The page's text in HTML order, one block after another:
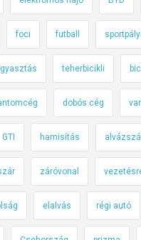
foci futball
teherbicikli
dobós cég
GTI hamisítás
záróvonal
elalvás régi autó